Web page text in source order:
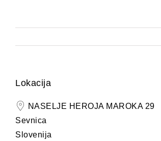
Lokacija
NASELJE HEROJA MAROKA 29
Sevnica
Slovenija